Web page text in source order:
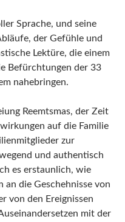
Sprache, und seine
der Gefühle und
Lektüre, die einem
Befürchtungen der 33
nahebringen.
Reemtsmas, der Zeit
auf die Familie
zur
und authentisch
es erstaunlich, wie
an die Geschehnisse von
von den Ereignissen
mit der